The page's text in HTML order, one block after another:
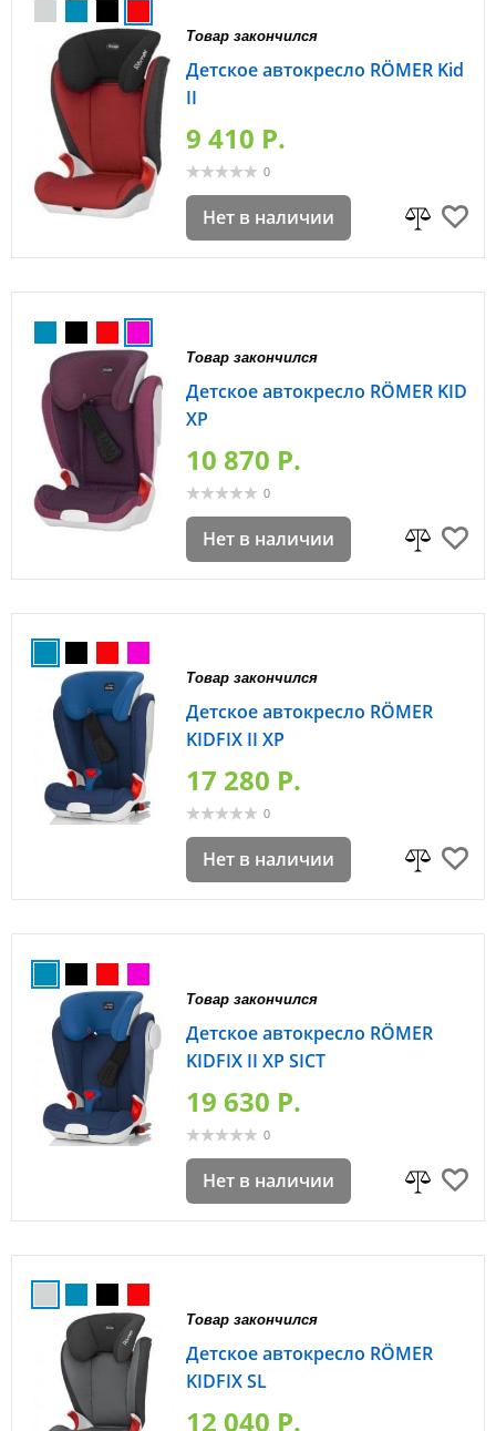
Товар закончился
Детское автокресло RÖMER Kid
II
9 410 P.
0
Нет в наличии
Товар закончился
Детское автокресло RÖMER KID
XP
10 870 P.
0
Нет в наличии
Товар закончился
Детское автокресло RÖMER
KIDFIX II XP
17 280 P.
0
Нет в наличии
Товар закончился
Детское автокресло RÖMER
KIDFIX II XP SICT
19 630 P.
0
Нет в наличии
Товар закончился
Детское автокресло RÖMER
KIDFIX SL
12 040 P.